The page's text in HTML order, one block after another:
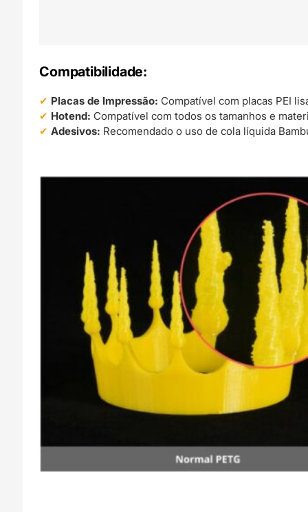
Compatibilidade:
Placas de Impressão: Compatível com placas PEI
Hotend: Compatível com todos os tamanhos e
Adesivos: Recomendado o uso de cola líquida